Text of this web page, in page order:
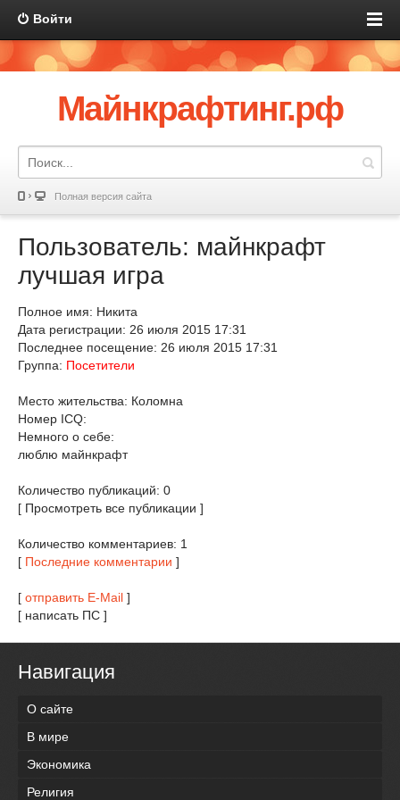
Войти
Майнкрафтинг.рф
Полная версия сайта
Пользователь: майнкрафт
лучшая игра
Полное имя: Никита
Дата регистрации: 26 июля 2015 17:31
Последнее посещение: 26 июля 2015 17:31
Группа: Посетители
Место жительства: Коломна
Номер ICQ:
Немного о себе:
люблю майнкрафт
Количество публикаций: 0
[ Просмотреть все публикации ]
Количество комментариев: 1
[ Последние комментарии ]
[ отправить E-Mail ]
[ написать ПС ]
Навигация
О сайте
В мире
Экономика
Религия